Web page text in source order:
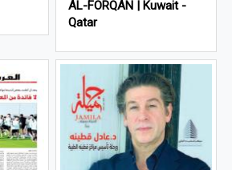
AL-FORQAN | Kuwait -
Qatar